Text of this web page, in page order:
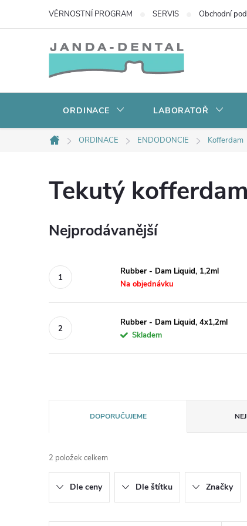
VĚRNOSTNÍ PROGRAM SERVIS Obchodní
ORDINACE LABORATOŘ
Domů
ORDINACE ENDODONCIE Kofferdam
Tekutý kofferdam
Nejprodávanější
Rubber - Dam Liquid, 1,2ml
Na objednávku
Rubber - Dam Liquid, 4x1,2ml
Skladem
a
z
e
DOPORUČUJEME
2 položek celkem
Dle ceny Dle štítku Značky